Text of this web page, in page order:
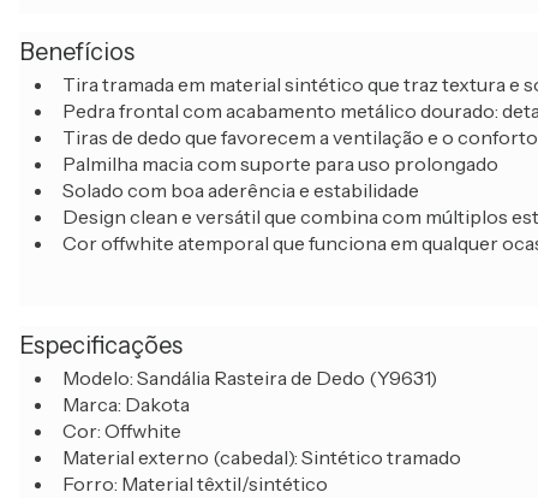
Benefícios
Tira tramada em material sintético que traz textura e
Pedra frontal com acabamento metálico dourado:
Tiras de dedo que favorecem a ventilação e o conforto
Palmilha macia com suporte para uso prolongado
Solado com boa aderência e estabilidade
Design clean e versátil que combina com múltiplos
Cor offwhite atemporal que funciona em qualquer
Especificações
Modelo: Sandália Rasteira de Dedo (Y9631)
Marca: Dakota
Cor: Offwhite
Material externo (cabedal): Sintético tramado
Forro: Material têxtil/sintético